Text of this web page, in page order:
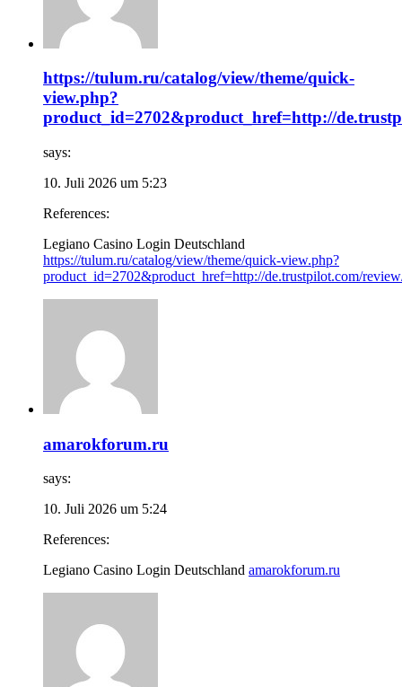
https://tulum.ru/catalog/view/theme/quick-
view.php?
product_id=2702&product_href=http://
says:
10. Juli 2026 um 5:23
References:
Legiano Casino Login Deutschland
https://tulum.ru/catalog/view/theme/quick-view.php?
product_id=2702&product_href=http://de.trustpilot.com/
amarokforum.ru
says:
10. Juli 2026 um 5:24
References:
Legiano Casino Login Deutschland amarokforum.ru